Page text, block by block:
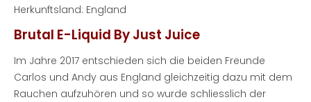
Herkunftsland: England
Brutal E-Liquid By Just Juice
Im Jahre 2017 entschieden sich die beiden Freunde
Carlos und Andy aus England gleichzeitig dazu mit dem
Rauchen aufzuhören und so wurde schliesslich der